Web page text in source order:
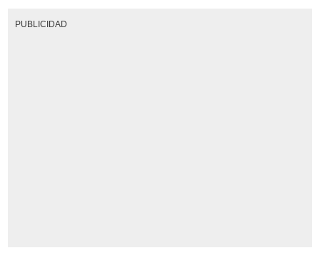
PUBLICIDAD